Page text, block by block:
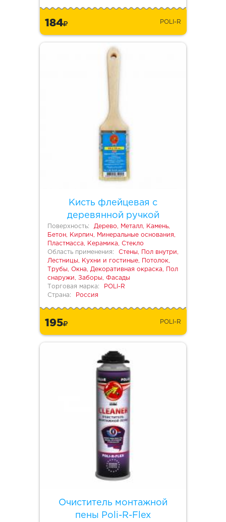
184 POLI-R
Кисть флейцевая с
деревянной ручкой
Поверхность:
Дерево, Металл, Камень,
Бетон, Кирпич, Минеральные основания,
Пластмасса, Керамика, Стекло
Область применения:
Стены, Пол внутри,
Лестницы, Кухни и гостиные, Потолок,
Трубы, Окна, Декоративная окраска, Пол
снаружи, Заборы, Фасады
Торговая марка:
POLI-R
Страна:
Россия
195 POLI-R
Очиститель монтажной
пены Poli-R-Flex